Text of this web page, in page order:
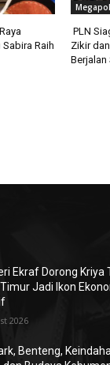
Raih
PLN
Zikir
Berjalan
Ekraf Dorong Kriya
Jadi Ikon
2026
Benteng,